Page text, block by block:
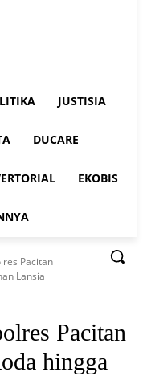
JUSTISIA
DUCARE
EKOBIS
Pacitan
Lansia
Pacitan
hingga